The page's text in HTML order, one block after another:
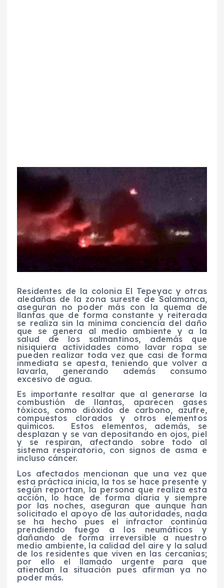
Residentes de la colonia El Tepeyac y otras
aledañas de la zona sureste de Salamanca,
aseguran no poder más con la quema de
llantas que de forma constante y reiterada
se realiza sin la mínima conciencia del daño
que se genera al medio ambiente y a la
salud de los salmantinos, además que
nisiquiera actividades como lavar ropa se
pueden realizar toda vez que casi de forma
inmediata se apesta, teniendo que volver a
lavarla, generando además consumo
excesivo de agua.
Es importante resaltar que al generarse la
combustión de llantas, aparecen gases
tóxicos, como dióxido de carbono, azufre,
compuestos clorados y otros elementos
químicos.
Estos elementos, además, se
desplazan y se van depositando en ojos, piel
y se respiran, afectando sobre todo al
sistema respiratorio, con signos de asma e
incluso cáncer.
Los afectados mencionan que una vez que
esta práctica inicia, la tos se hace presente y
según reportan, la persona que realiza esta
acción, lo hace de forma diaria y siempre
por las noches, aseguran que aunque han
solicitado el apoyo de las autoridades, nada
se ha hecho pues el infractor continúa
prendiendo fuego a los neumáticos y
dañando de forma irreversible a nuestro
medio ambiente, la calidad del aire y la salud
de los residentes que viven en las cercanías;
por ello el llamado urgente para que
atiendan la situación pues afirman ya no
poder más.